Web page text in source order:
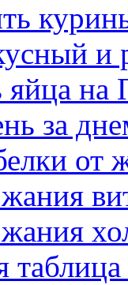
и
яйца на
за
от